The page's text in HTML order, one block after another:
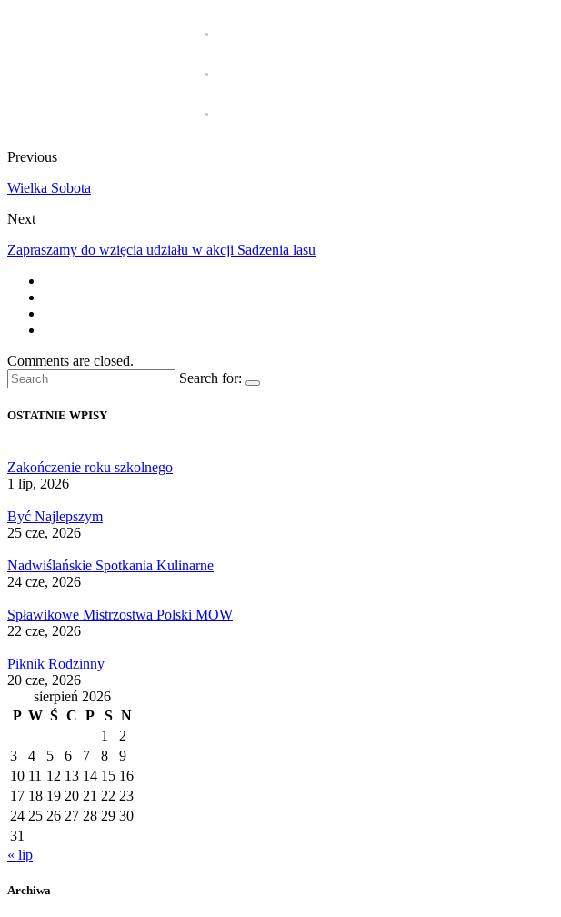
Previous
Wielka Sobota
Next
Zapraszamy do wzięcia udziału w akcji Sadzenia lasu
Comments are closed.
Search for:
OSTATNIE WPISY
Zakończenie roku szkolnego
1 lip, 2026
Być Najlepszym
25 cze, 2026
Nadwiślańskie Spotkania Kulinarne
24 cze, 2026
Spławikowe Mistrzostwa Polski MOW
22 cze, 2026
Piknik Rodzinny
20 cze, 2026
sierpień 2026
P W Ś C P S N
1
2
3
4 5 6 7 8
9
10 11 12 13 14 15 16
17 18 19 20 21 22 23
24 25 26 27 28 29 30
31
« lip
Archiwa